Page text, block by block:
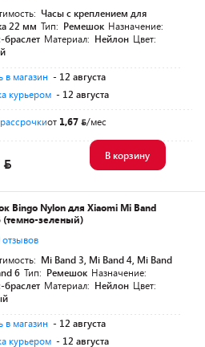
Часы с креплением для
22 мм Тип: Ремешок Назначение:
браслет Материал: Нейлон Цвет:
в магазин - 12 августа
курьером - 12 августа
от 1,67 /мес
В корзину
Bingo Nylon для Xiaomi Mi Band
зеленый)
отзывов
Mi Band 3, Mi Band 4, Mi Band
6 Тип: Ремешок Назначение:
браслет Материал: Нейлон Цвет:
в магазин - 12 августа
курьером - 12 августа